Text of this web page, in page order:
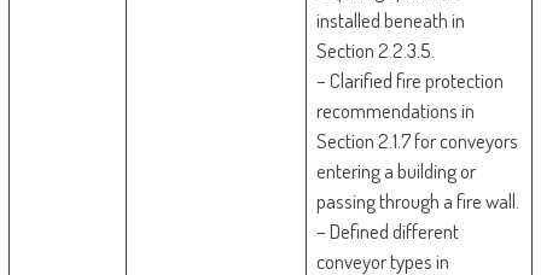
installed beneath in
Section 2.2.3.5.
– Clarified fire protection
recommendations in
Section 2.1.7 for conveyors
entering a building or
passing through a fire wall.
– Defined different
conveyor types in